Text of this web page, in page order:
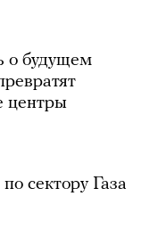
о будущем
центры
сектору Газа